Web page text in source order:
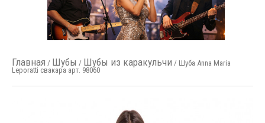
Главная / Шубы / Шубы из каракульчи / Шуба Anna Maria
Leporatti свакара арт. 98060